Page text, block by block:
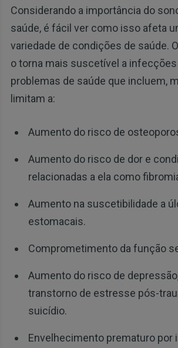
Considerando a importância do
saúde, é fácil ver como isso afeta
variedade de condições de saúde.
o torna mais suscetível a
problemas de saúde que incluem,
limitam a:
Aumento do risco de
Aumento do risco de dor e
relacionadas a ela como
Aumento na suscetibilidade a
estomacais.
Comprometimento da função
Aumento do risco de
transtorno de estresse pós-
suicídio.
Envelhecimento prematuro por